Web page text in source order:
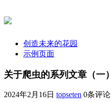
创造未来的花园
示例页面
关于爬虫的系列文章（一）
2024年2月16日 topseten 0条评论